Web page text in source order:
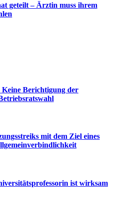
geteilt – Ärztin muss ihrem
Keine Berichtigung der
mit dem Ziel eines
ist wirksam